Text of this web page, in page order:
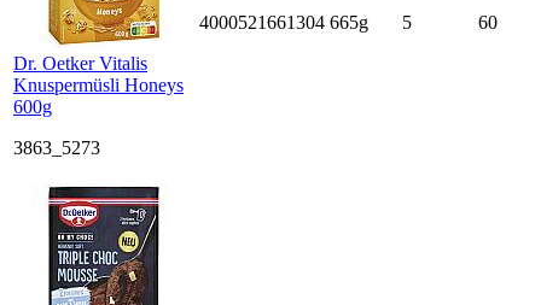
Dr. Oetker Vitalis
Knuspermüsli Honeys
600g
3863_5273
4000521661304 665g 5 60